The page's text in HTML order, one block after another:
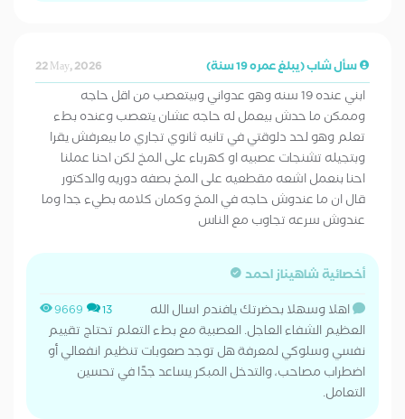
سأل شاب (يبلغ عمره 19 سنة) 22 May, 2026
ابني عنده 19 سنه وهو عدواني وبيتعصب من اقل حاجه
وممكن ما حدش بيعمل له حاجه عشان يتعصب وعنده بطء
تعلم وهو لحد دلوقتي في تانيه ثانوي تجاري ما بيعرفش يقرا
وبتجيله تشنجات عصبيه او كهرباء على المخ لكن احنا عملنا
احنا بنعمل اشعه مقطعيه على المخ بصفه دوريه والدكتور
قال ان ما عندوش حاجه في المخ وكمان كلامه بطيء جدا وما
عندوش سرعه تجاوب مع الناس
أخصائية شاهيناز احمد
9669 13
اهلا وسهلا بحضرتك يافندم اسال الله
العظيم الشفاء العاجل. العصبية مع بطء التعلم تحتاج تقييم
نفسي وسلوكي لمعرفة هل توجد صعوبات تنظيم انفعالي أو
اضطراب مصاحب، والتدخل المبكر يساعد جدًا في تحسين
التعامل.